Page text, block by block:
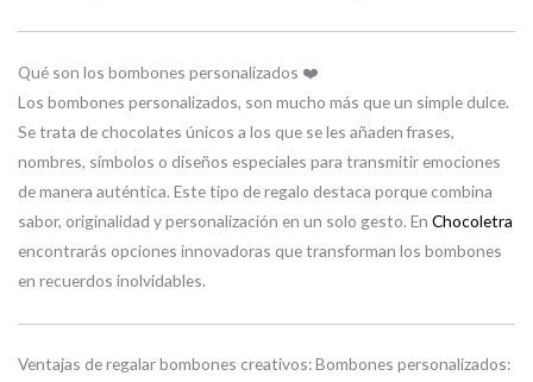
Qué son los bombones personalizados ❤️
Los bombones personalizados, son mucho más que un simple dulce.
Se trata de chocolates únicos a los que se les añaden frases,
nombres, símbolos o diseños especiales para transmitir emociones
de manera auténtica. Este tipo de regalo destaca porque combina
sabor, originalidad y personalización en un solo gesto. En Chocoletra
encontrarás opciones innovadoras que transforman los bombones
en recuerdos inolvidables.
Ventajas de regalar bombones creativos: Bombones personalizados: